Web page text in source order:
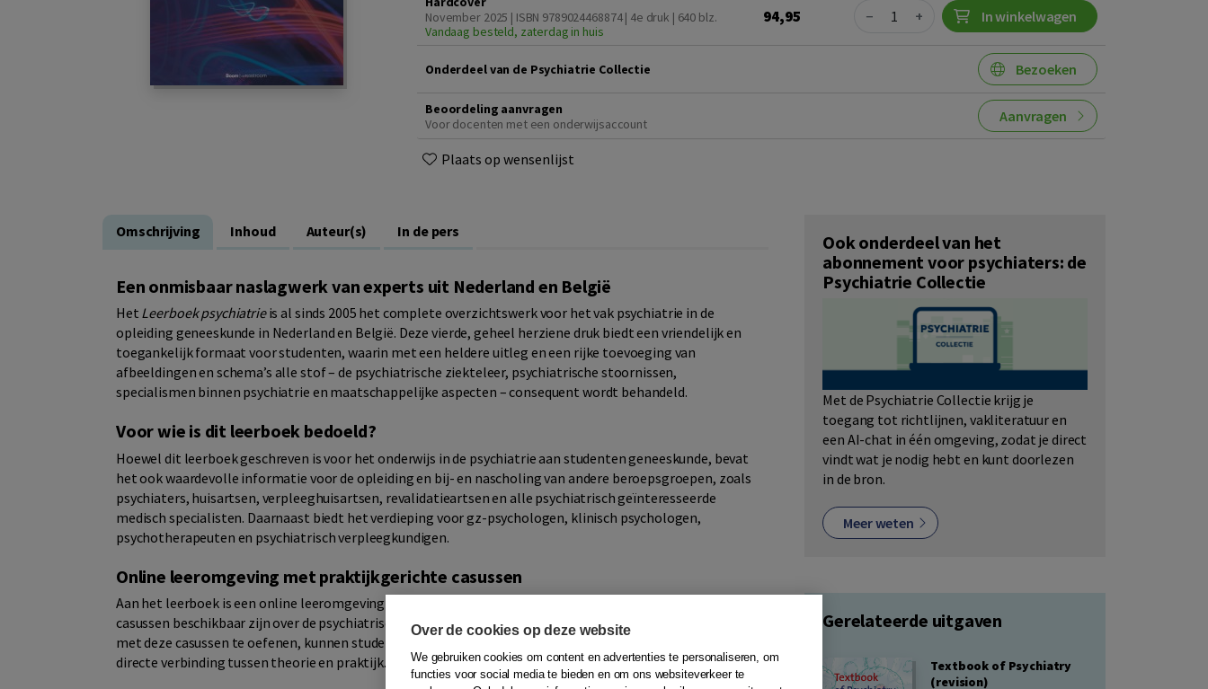
November 2025 | ISBN 9789024468874 | 4e druk | 640 blz.
Vandaag besteld, zaterdag in huis
94,95 Quantity
− + In winkelwagen
Onderdeel van de Psychiatrie Collectie Bezoeken
Beoordeling aanvragen
Voor docenten met een onderwijsaccount
Aanvragen
Plaats op wensenlijst
Omschrijving Inhoud Auteur(s) In de pers
Een onmisbaar naslagwerk van experts uit Nederland en België
Het Leerboek psychiatrieis al sinds 2005 het complete overzichtswerk voor het vak psychiatrie in de
opleiding geneeskunde in Nederland en België. Deze vierde, geheel herziene druk biedt een vriendelijk en
toegankelijk formaat voor studenten, waarin met een heldere uitleg en een rijke toevoeging van
afbeeldingen en schema’s alle stof – de psychiatrische ziekteleer, psychiatrische stoornissen,
specialismen binnen psychiatrie en maatschappelijke aspecten – consequent wordt behandeld.
Voor wie is dit leerboek bedoeld?
Hoewel dit leerboek geschreven is voor het onderwijs in de psychiatrie aan studenten geneeskunde, bevat
het ook waardevolle informatie voor de opleiding en bij- en nascholing van andere beroepsgroepen, zoals
psychiaters, huisartsen, verpleeghuisartsen, revalidatieartsen en alle psychiatrisch geïnteresseerde
medisch specialisten. Daarnaast biedt het verdieping voor gz-psychologen, klinisch psychologen,
psychotherapeuten en psychiatrisch verpleegkundigen.
Online leeromgeving met praktijkgerichte casussen
Aan het leerboek is een online leeromgeving gekoppeld, waarin verduidelijkend beeldmateriaal en
casussen beschikbaar zijn over de psychiatrische praktijk, zowel in de eerste, tweede als derde lijn. Door
met deze casussen te oefenen, kunnen studenten hun psychiatrische kennis toetsen en ontstaat een
directe verbinding tussen theorie en praktijk.
Ook onderdeel van het
abonnement voor psychiaters: de
Psychiatrie Collectie
Met de Psychiatrie Collectie krijg je
toegang tot richtlijnen, vakliteratuur en
een AI-chat in één omgeving, zodat je direct
vindt wat je nodig hebt en kunt doorlezen
in de bron.
Meer weten
Gerelateerde uitgaven
Textbook of Psychiatry
(revision)
Over de cookies op deze website
We gebruiken cookies om content en advertenties te personaliseren, om
functies voor social media te bieden en om ons websiteverkeer te